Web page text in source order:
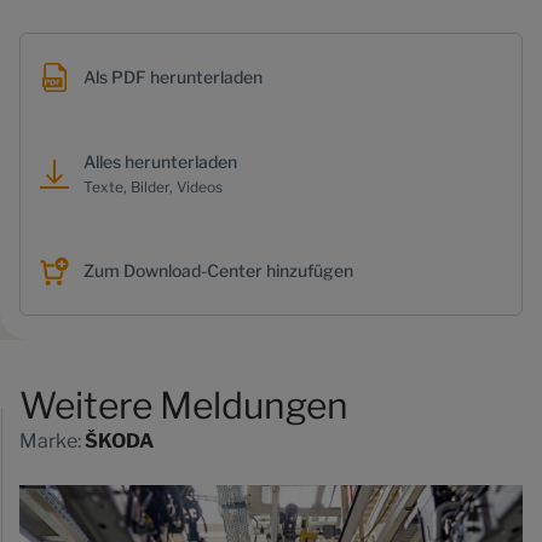
Als PDF herunterladen
Alles herunterladen
Texte, Bilder, Videos
Zum Download-Center hinzufügen
Weitere Meldungen
Marke: ŠKODA